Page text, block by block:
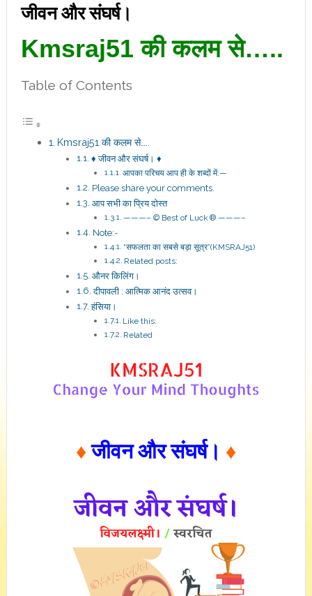
जीवन और संघर्ष।
Kmsraj51 की कलम से…..
Table of Contents
Kmsraj51 की कलम से…..
♦ जीवन और संघर्ष। ♦
आपका परिचय आप ही के शब्दों में:—
Please share your comments.
आप सभी का प्रिय दोस्त
———– © Best of Luck ® ———–
Note:-
“सफलता का सबसे बड़ा सूत्र”(KMSRAJ51)
Related posts:
औनर किलिंग।
दीपावली : आत्मिक आनंद उत्सव।
हंसिया।
Like this:
Related
♦ जीवन और संघर्ष। ♦